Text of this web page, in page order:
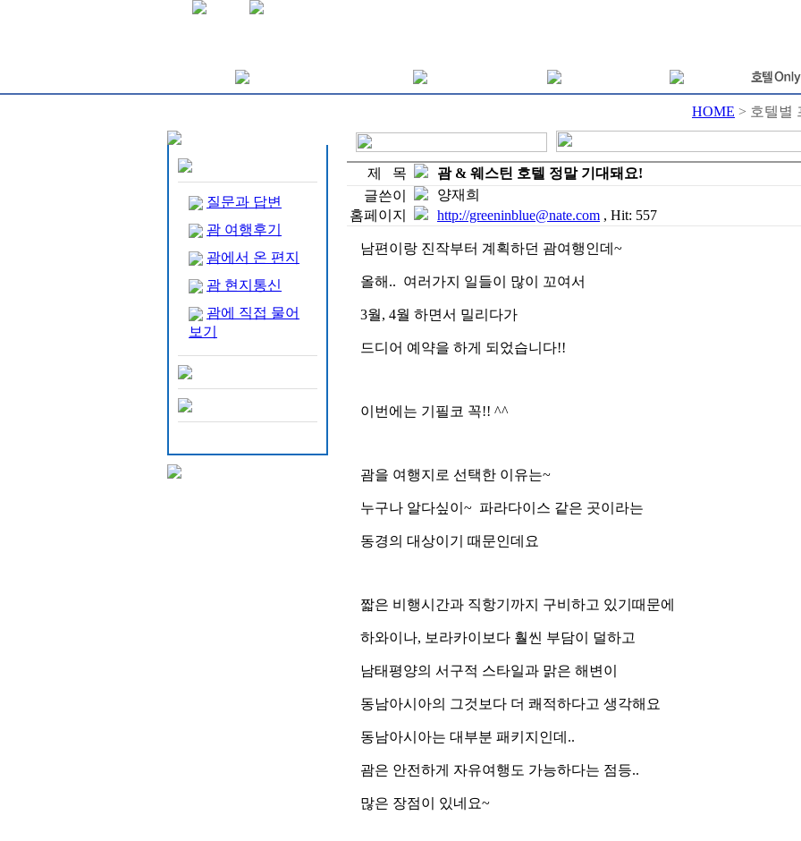
HOME > 호텔별
질문과 답변
괌 여행후기
괌에서 온 편지
괌 현지통신
괌에 직접 물어
보기
제 목
괌 & 웨스틴 호텔 정말 기대돼요!
글쓴이
양재희
홈페이지
http://greeninblue@nate.com , Hit: 557
남편이랑 진작부터 계획하던 괌여행인데~
올해.. 여러가지 일들이 많이 꼬여서
3월, 4월 하면서 밀리다가
드디어 예약을 하게 되었습니다!!
이번에는 기필코 꼭!! ^^
괌을 여행지로 선택한 이유는~
누구나 알다싶이~ 파라다이스 같은 곳이라는
동경의 대상이기 때문인데요
짧은 비행시간과 직항기까지 구비하고 있기때문에
하와이나, 보라카이보다 훨씬 부담이 덜하고
남태평양의 서구적 스타일과 맑은 해변이
동남아시아의 그것보다 더 쾌적하다고 생각해요
동남아시아는 대부분 패키지인데..
괌은 안전하게 자유여행도 가능하다는 점등..
많은 장점이 있네요~